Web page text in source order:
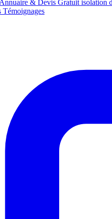
& Devis Gratuit isolation
Témoignages